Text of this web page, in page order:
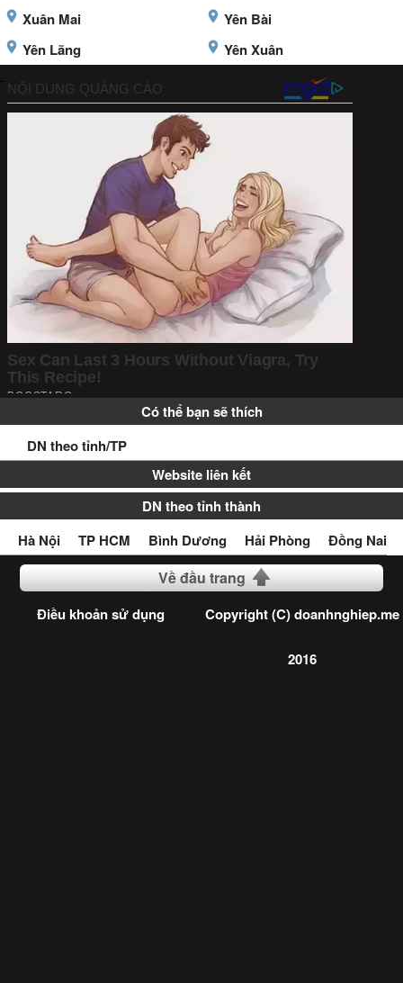
Xuân Mai
Yên Bài
Yên Lãng
Yên Xuân
Có thể bạn sẽ thích
DN theo tỉnh/TP
Website liên kết
DN theo tỉnh thành
Hà Nội
TP HCM Bình Dương Hải Phòng Đồng Nai
Về đầu trang
Điều khoản sử dụng Copyright (C) doanhnghiep.me
2016